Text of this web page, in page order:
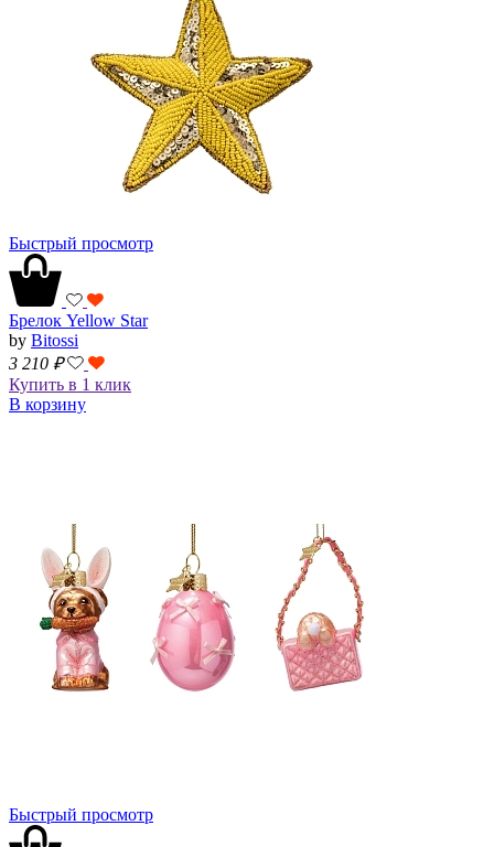
Быстрый просмотр
Брелок Yellow Star
by Bitossi
3 210 ₽
Купить в 1 клик
В корзину
Быстрый просмотр